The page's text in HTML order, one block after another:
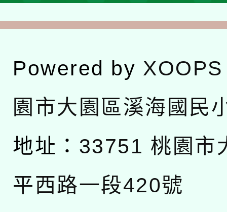
Powered by XOOPS
園市大園區溪海國民
地址： 33751 桃園市
平西路一段420號